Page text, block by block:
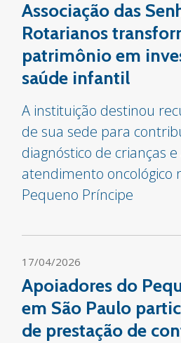
Associação das
Rotarianos
patrimônio em
saúde infantil
A instituição destinou
de sua sede para
diagnóstico de crianças
atendimento oncológico
Pequeno Príncipe
17/04/2026
Apoiadores do
em São Paulo
de prestação de